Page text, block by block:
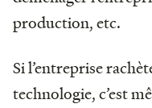
production, etc.
Si l’entreprise
technologie, c’est